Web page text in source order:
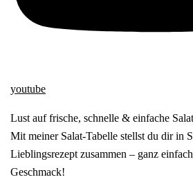
youtube
Lust auf frische, schnelle & einfache
Mit meiner Salat-Tabelle stellst du dir in
Lieblingsrezept zusammen – ganz
Geschmack!